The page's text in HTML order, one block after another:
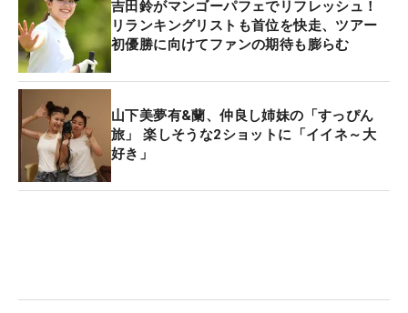
吉田鈴がマンゴーパフェでリフレッシュ！
リランキングリストも首位を快走、ツアー
初優勝に向けてファンの期待も膨らむ
山下美夢有&蘭、仲良し姉妹の「すっぴん
旅」 楽しそうな2ショットに「イイネ～大
好き」